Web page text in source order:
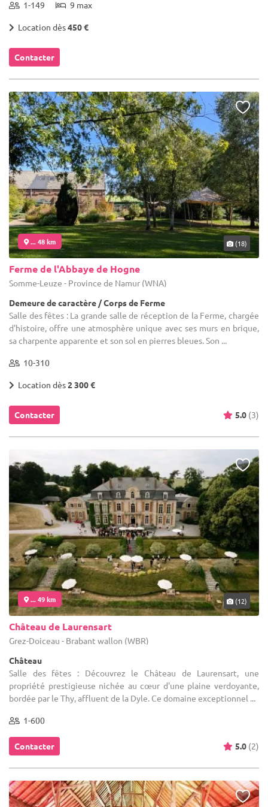
1-149 9 max
Location dès450 €
Contacter
... 48 km (18)
Ferme de l'Abbaye de Hogne
Somme-Leuze - Province de Namur (WNA)
Demeure de caractère / Corps de Ferme
Salle des fêtes : La grande salle de réception de la Ferme, chargée
d'histoire, offre une atmosphère unique avec ses murs en brique,
sa charpente apparente et son sol en pierres bleues. Son ...
10-310
Location dès2 300 €
Contacter 5.0 (3)
... 49 km (12)
Château de Laurensart
Grez-Doiceau - Brabant wallon (WBR)
Château
Salle des fêtes : Découvrez le Château de Laurensart, une
propriété prestigieuse nichée au cœur d'une plaine verdoyante,
bordée par le Thy, affluent de la Dyle. Ce domaine exceptionnel ...
1-600
Contacter 5.0 (2)